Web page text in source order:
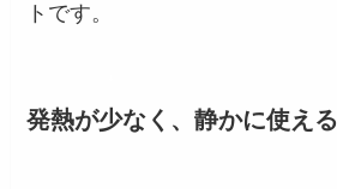
トです。
発熱が少なく、静かに使える